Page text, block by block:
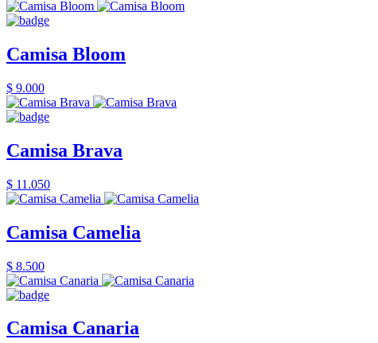
Camisa Bloom
$ 9.000
Camisa Brava
$ 11.050
Camisa Camelia
$ 8.500
Camisa Canaria